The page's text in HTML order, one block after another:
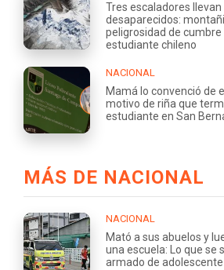
Tres escaladores
desaparecidos:
peligrosidad de
estudiante chileno
NACIONAL
Mamá lo convenció de
motivo de riña que
estudiante en San
MÁS DE NACIONAL
NACIONAL
Mató a sus abuelos y
una escuela: Lo que se
armado de